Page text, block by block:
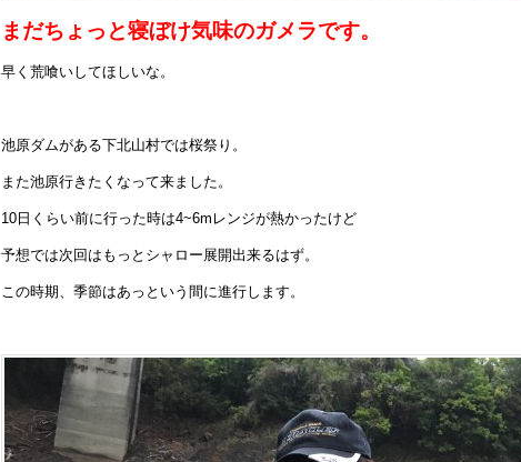
まだちょっと寝ぼけ気味のガメラです。
早く荒喰いしてほしいな。
池原ダムがある下北山村では桜祭り。
また池原行きたくなって来ました。
10日くらい前に行った時は4~6mレンジが熱かったけど
予想では次回はもっとシャロー展開出来るはず。
この時期、季節はあっという間に進行します。